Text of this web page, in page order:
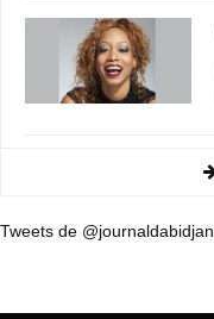
Tweets de @journaldabidjan